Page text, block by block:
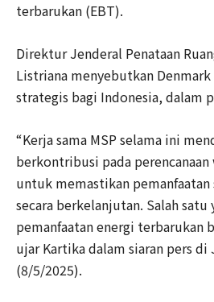
terbarukan (EBT).
Direktur Jenderal Penataan
Listriana menyebutkan
strategis bagi Indonesia, dalam
“Kerja sama MSP selama ini
berkontribusi pada
untuk memastikan
secara berkelanjutan. Salah
pemanfaatan energi terbarukan
ujar Kartika dalam siaran pers di
(8/5/2025).